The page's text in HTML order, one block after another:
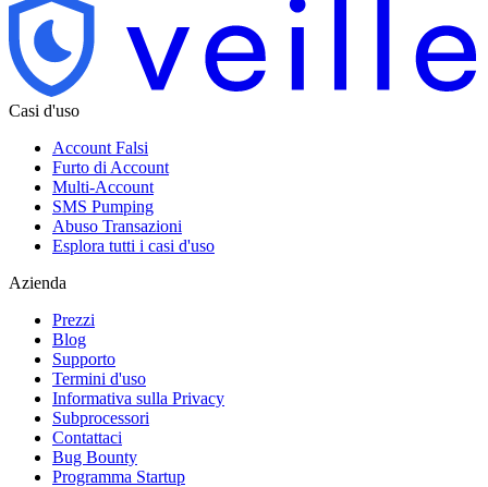
Casi d'uso
Account Falsi
Furto di Account
Multi-Account
SMS Pumping
Abuso Transazioni
Esplora tutti i casi d'uso
Azienda
Prezzi
Blog
Supporto
Termini d'uso
Informativa sulla Privacy
Subprocessori
Contattaci
Bug Bounty
Programma Startup